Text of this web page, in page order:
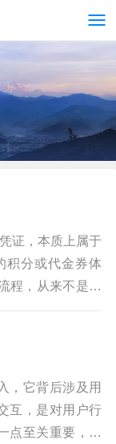
证，本质上属于
积分或代金券体
程，从来不是一
是一次复杂的资
需要厘清的是，
，它背后涉及用
互，是对用户行
点至关重要，避